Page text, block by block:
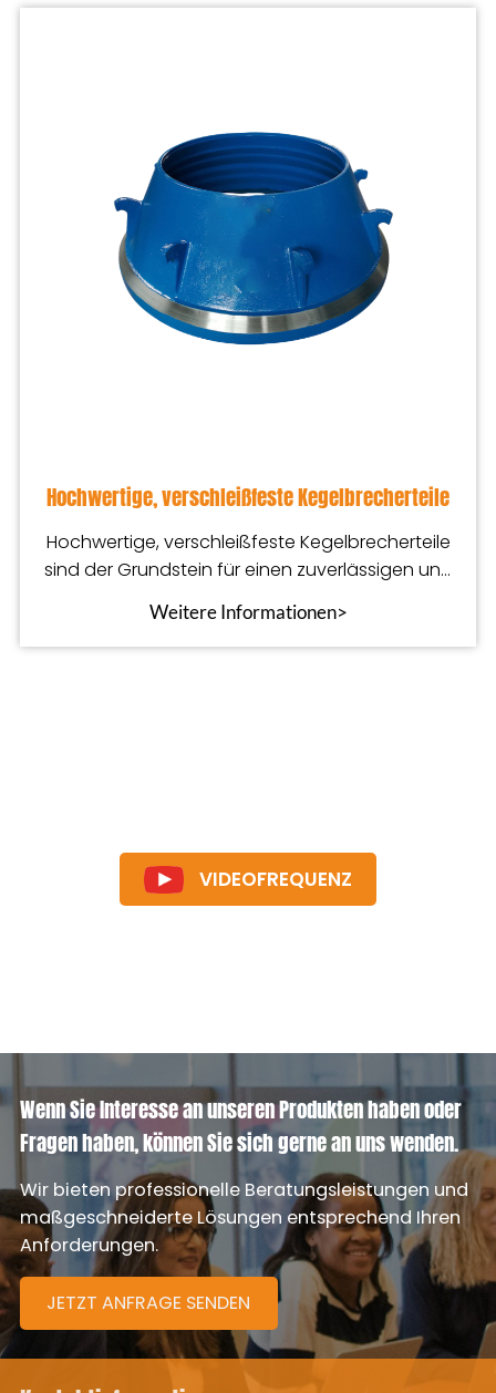
Hochwertige, verschleißfeste Kegelbrecherteile
Hochwertige, verschleißfeste Kegelbrecherteile
sind der Grundstein für einen zuverlässigen und
Weitere Informationen>
VIDEOFREQUENZ
Wenn Sie Interesse an unseren Produkten haben oder
Fragen haben, können Sie sich gerne an uns wenden.
Wir bieten professionelle Beratungsleistungen und
maßgeschneiderte Lösungen entsprechend Ihren
Anforderungen.
JETZT ANFRAGE SENDEN